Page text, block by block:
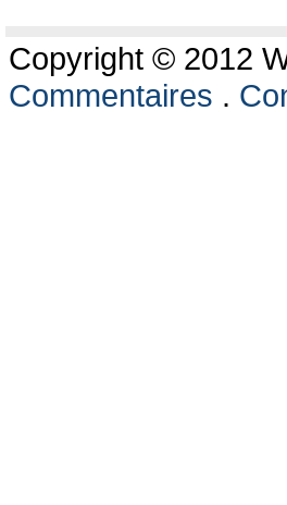
Copyright © 2012
Commentaires .